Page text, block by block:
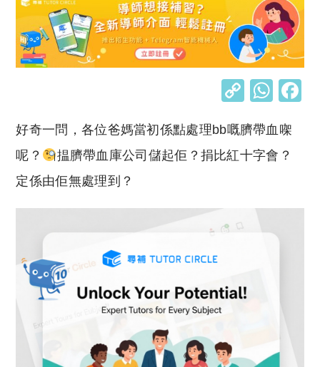
C
p
y
n
k
W
at
s
p
好奇一問，各位爸媽當初係點處理bb嘅臍帶血㗎
呢？
揾臍帶血庫公司儲起佢？捐比紅十字會？
定係由佢無處理到？